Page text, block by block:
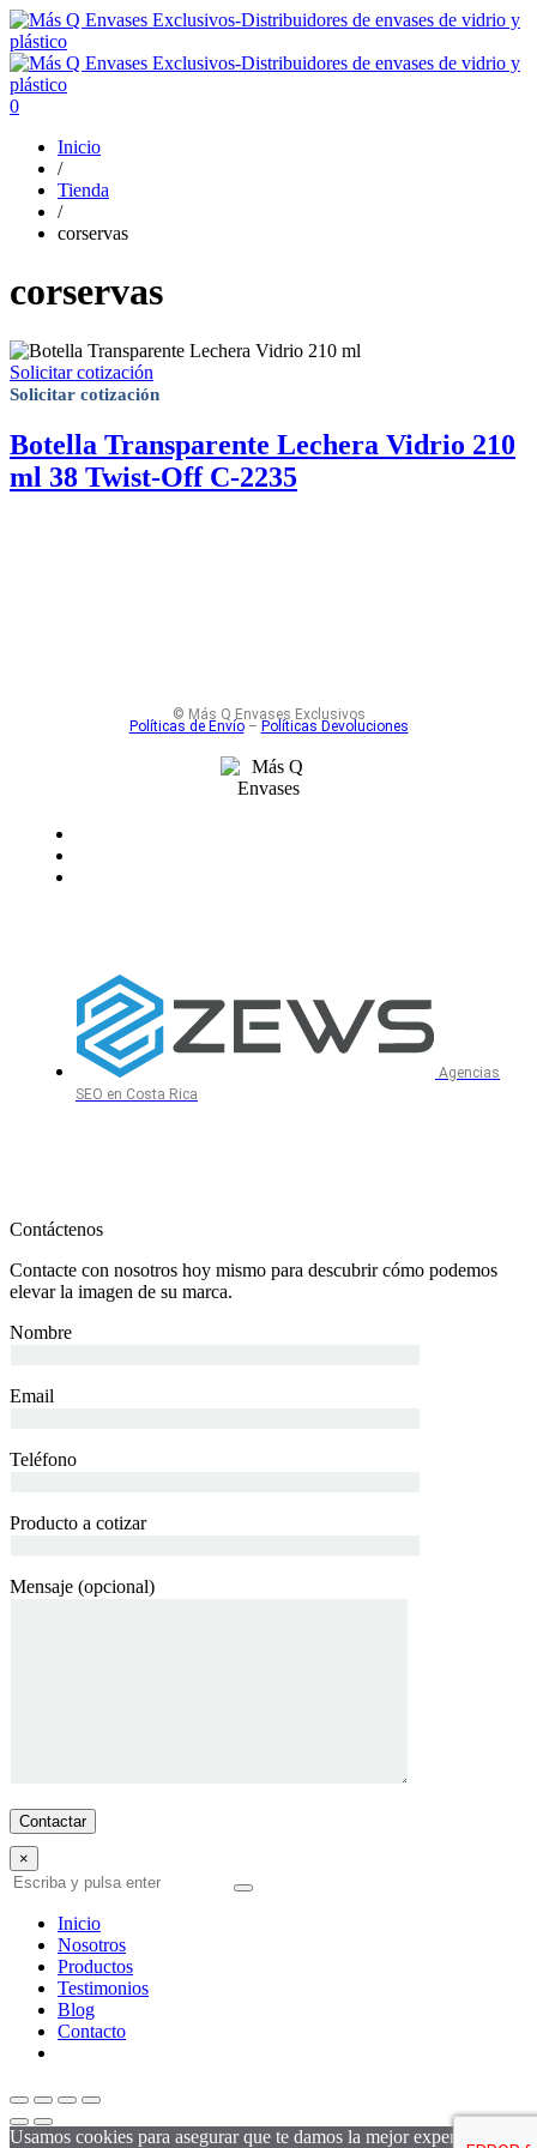
0
Inicio
/
Tienda
/
corservas
corservas
Solicitar cotización
Solicitar cotización
Botella Transparente Lechera Vidrio 210
ml 38 Twist-Off C-2235
© Más Q Envases Exclusivos
Políticas de Envío– Políticas Devoluciones
Agencias
SEO en Costa Rica
Contáctenos
Contacte con nosotros hoy mismo para descubrir cómo podemos
elevar la imagen de su marca.
Nombre
Email
Teléfono
Producto a cotizar
Mensaje (opcional)
×
Inicio
Nosotros
Productos
Testimonios
Blog
Contacto
Usamos cookies para asegurar que te damos la mejor experiencia en